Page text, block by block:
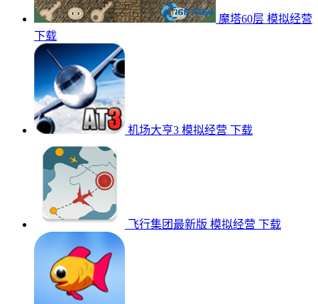
魔塔60层 模拟经营
下载
机场大亨3 模拟经营 下载
飞行集团最新版 模拟经营 下载